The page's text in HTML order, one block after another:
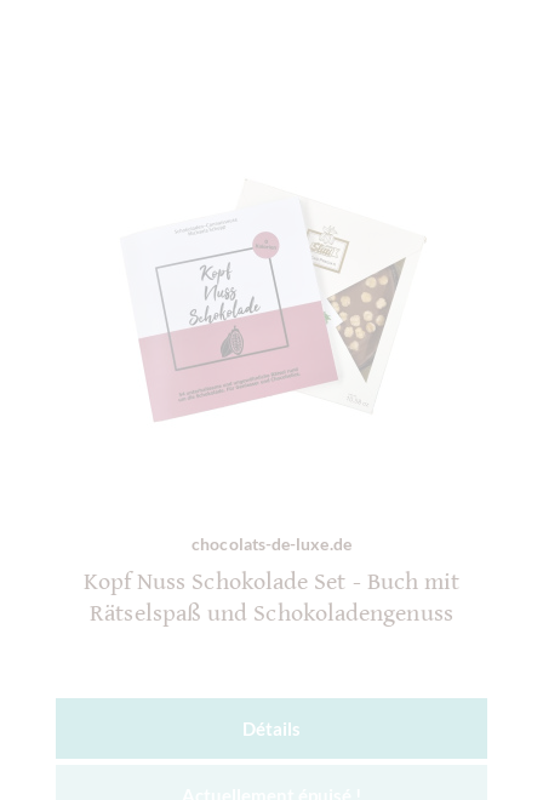
chocolats-de-luxe.de
Kopf Nuss Schokolade Set - Buch mit
Rätselspaß und Schokoladengenuss
Détails